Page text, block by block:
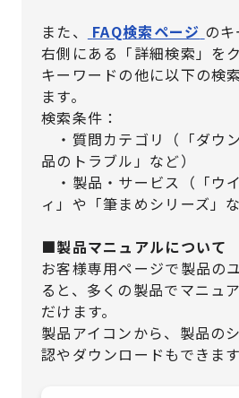
また、
FAQ検索ページ の
右側にある「詳細検索」を
キーワードの他に以下の検
ます。
検索条件：
・質問カテゴリ（「ダウ
品のトラブル」など）
・製品・サービス（「ウ
ィ」や「筆まめシリーズ」な
■製品マニュアルについて
お客様専用ページで製品の
ると、多くの製品でマニュ
だけます。
製品アイコンから、製品の
認やダウンロードもできます